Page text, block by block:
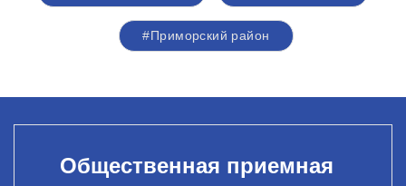
#Приморский район
Общественная приемная